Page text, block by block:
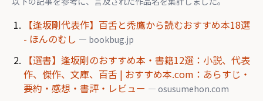
【逢坂剛代表作】百舌と禿鷹から読むおすすめ本18選
- ほんのむし — bookbug.jp
【選書】逢坂剛のおすすめ本・書籍12選：小説、代表
作、傑作、文庫、百舌 | おすすめ本.com：あらすじ・
要約・感想・書評・レビュー — osusumehon.com